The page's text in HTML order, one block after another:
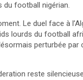
football nigérian.
Le duel face à
lourds du football
perturbée
reste